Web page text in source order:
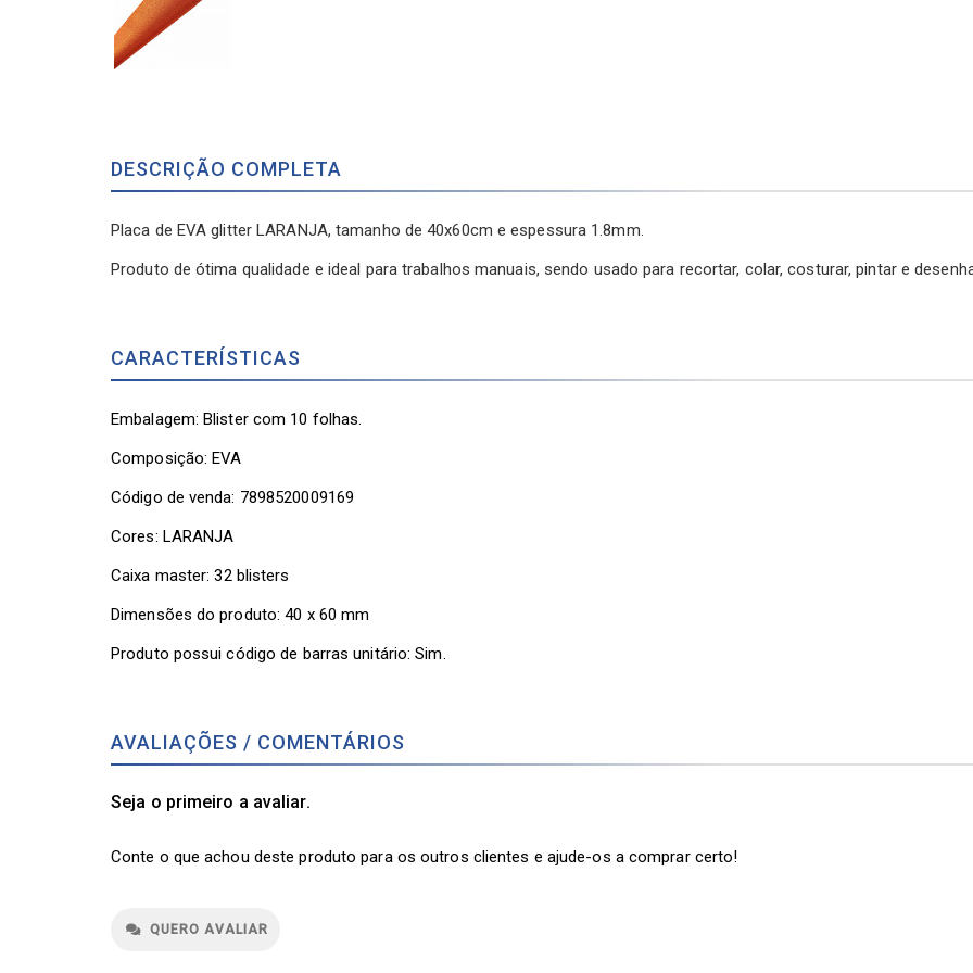
DESCRIÇÃO COMPLETA
Placa de EVA glitter LARANJA, tamanho de 40x60cm e espessura 1.8mm.
Produto de ótima qualidade e ideal para trabalhos manuais, sendo usado para recortar, colar, costurar, pintar e
CARACTERÍSTICAS
Embalagem: Blister com 10 folhas.
Composição: EVA
Código de venda: 7898520009169
Cores: LARANJA
Caixa master: 32 blisters
Dimensões do produto:40 x 60 mm
Produto possui código de barras unitário: Sim.
AVALIAÇÕES / COMENTÁRIOS
Seja o primeiro a avaliar.
Conte o que achou deste produto para os outros clientes e ajude-os a comprar certo!
QUERO AVALIAR